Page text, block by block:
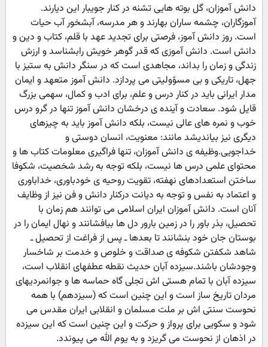
دانش آموزان، گل بوته هایی تشنه در کنار جویبار این دیارند.
آموزگاران، چشمه ساران بهارند و هر مدرسه، آبشخور آب حیات
است. روز دانش آموز، فرصتی برای تجدید عهد با قلم، کتاب و دین و
دانش است. دانش آموزی که قدر گوهر خویش رابشناسد و ارزش
زندگی و زمان را بداند، مجاهدی است که در سنگر دانش به ستیز با
جهل، تاریکی و بی مسؤولیتی می پردازد. دانش آموز متعهد و ایمان
مدار ایرانی باید در کنار درس و علم، برای ادب و کمال، سهمی بزرگ
قایل شود. سعادت و آینده ی درخشان دانش آموز تنها در گرو درس
خوب و نمره های عالی نیست، بلکه دانش آموز باید به چیزهای
دیگری نیز بیاندیشد مانند: معنویت، انسان دوستی و
خداجویی.وظیفه ی دانش آموزان، تنها فراگیری معلومات کتاب ها و
محتوای علمی درس ها نیست، بلکه توجه به رشد شخصیت، شکوفا
ساختن استعدادهای نهفته، تقویت روحیه ی خودباوری، خداباوری
و اعتماد به نفس و توجه به دیانت درکنار دانش و فن نیز از وظایف
آنان است. دانش آموزان ایران اسلامی می توانند هم زمان با
تحصیل، بذر باور را در زمین بارور دل ها بیافشانند و نهال ایمان را در
بوستان جان خود بنشانند تا بعدها ـ پس از فراغت از تحصیل ـ
شاهد شکفتن شکوفه ی صداقت و خلوص و خدمت بر شاخسار
وجودشان باشند.سیزده آبان حدیث نقطه عطفهای انقلاب است،
سیزده آبان با تمام هستی اش تجلی گاه حماسه ها و جوانمردیهای
مردان تاریخ ساز است و این چنین است که (سیزدهم) با همه
نحوست سنتی اش بر ملت مسلمان و انقلابی ایران مقدس می
شود و سکویی برای پرواز و حرکت و این چنین است که این سیزده
در اذهان از نحوست می گریزد و به یوم الله می پیوندد.